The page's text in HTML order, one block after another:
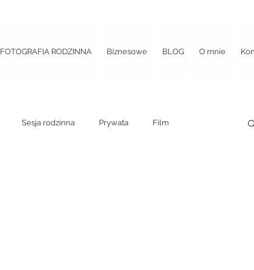
FOTOGRAFIA RODZINNA Biznesowe BLOG O mnie
Sesja rodzinna Prywata Film